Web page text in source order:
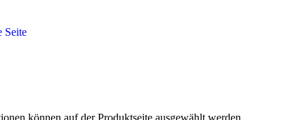
können auf der Produktseite ausgewählt werden